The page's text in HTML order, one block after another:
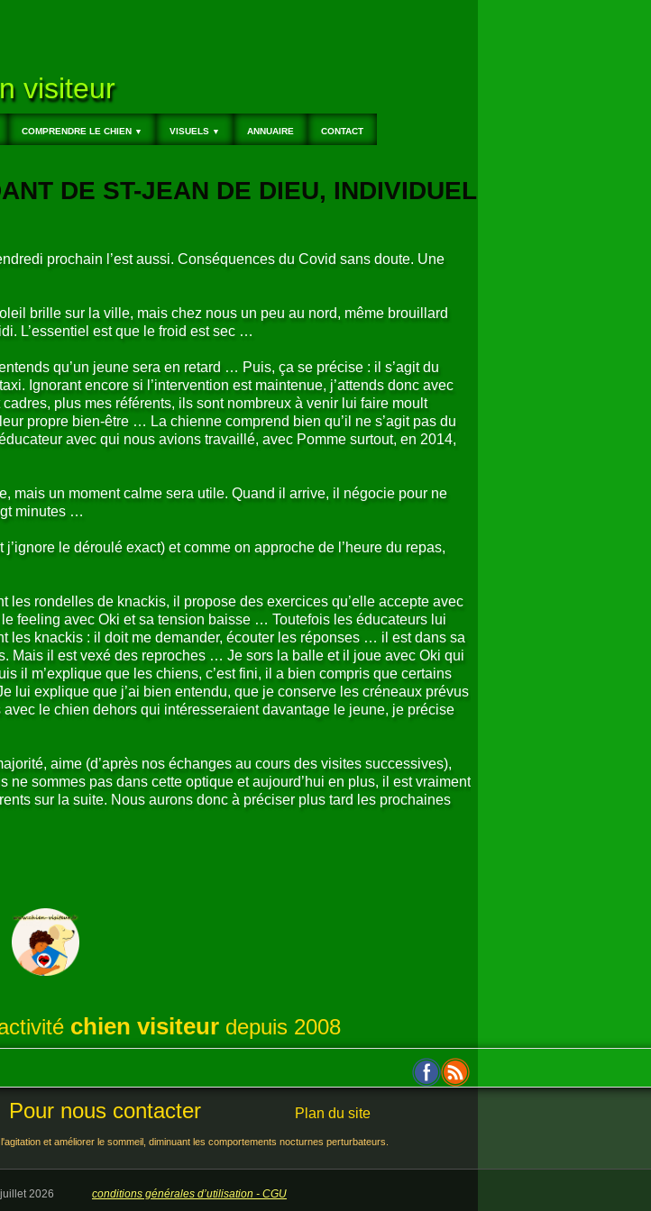
visiteur
COMPRENDRE LE CHIEN ▼ VISUELS ▼ ANNUAIRE CONTACT
DE ST-JEAN DE DIEU, INDIVIDUEL
prochain l’est aussi. Conséquences du Covid sans doute. Une
brille sur la ville, mais chez nous un peu au nord, même brouillard
L’essentiel est que le froid est sec …
qu’un jeune sera en retard … Puis, ça se précise : il s’agit du
Ignorant encore si l’intervention est maintenue, j’attends donc avec
plus mes référents, ils sont nombreux à venir lui faire moult
propre bien-être … La chienne comprend bien qu’il ne s’agit pas du
avec qui nous avions travaillé, avec Pomme surtout, en 2014,
mais un moment calme sera utile. Quand il arrive, il négocie pour ne
minutes …
le déroulé exact) et comme on approche de l’heure du repas,
les rondelles de knackis, il propose des exercices qu’elle accepte avec
feeling avec Oki et sa tension baisse … Toutefois les éducateurs lui
les knackis : il doit me demander, écouter les réponses … il est dans sa
Mais il est vexé des reproches … Je sors la balle et il joue avec Oki qui
il m’explique que les chiens, c’est fini, il a bien compris que certains
lui explique que j’ai bien entendu, que je conserve les créneaux prévus
le chien dehors qui intéresseraient davantage le jeune, je précise
aime (d’après nos échanges au cours des visites successives),
sommes pas dans cette optique et aujourd’hui en plus, il est vraiment
sur la suite. Nous aurons donc à préciser plus tard les prochaines
chien visiteur depuis 2008
Pour nous contacter Plan du site
et améliorer le sommeil, diminuant les comportements nocturnes perturbateurs.
8 juillet 2026 conditions générales d’utilisation - CGU